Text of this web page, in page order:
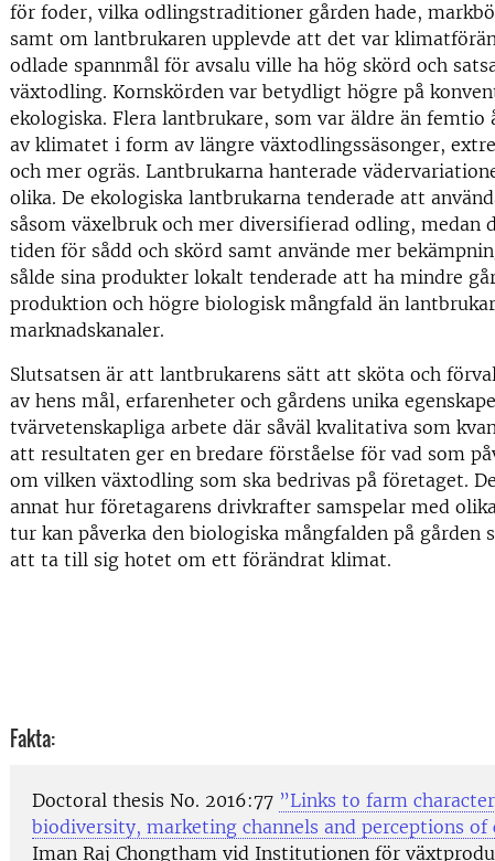
för foder, vilka odlingstraditioner gården hade,
samt om lantbrukaren upplevde att det var
odlade spannmål för avsalu ville ha hög skörd och
växtodling. Kornskörden var betydligt högre på
ekologiska. Flera lantbrukare, som var äldre än
av klimatet i form av längre växtodlingssäsonger,
och mer ogräs. Lantbrukarna hanterade
olika. De ekologiska lantbrukarna tenderade att
såsom växelbruk och mer diversifierad odling, medan
tiden för sådd och skörd samt använde mer
sålde sina produkter lokalt tenderade att ha mindre
produktion och högre biologisk mångfald än
marknadskanaler.
Slutsatsen är att lantbrukarens sätt att sköta och
av hens mål, erfarenheter och gårdens unika
tvärvetenskapliga arbete där såväl kvalitativa som
att resultaten ger en bredare förståelse för vad som
om vilken växtodling som ska bedrivas på företaget.
annat hur företagarens drivkrafter samspelar med
tur kan påverka den biologiska mångfalden på gården
att ta till sig hotet om ett förändrat klimat.
Fakta:
Doctoral thesis No. 2016:77 ”Links to farm
biodiversity, marketing channels and perceptions of
Iman Raj Chongtham vid Institutionen för